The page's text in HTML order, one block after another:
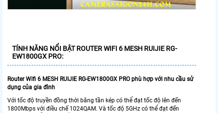
TÍNH NĂNG NỔI BẬT ROUTER WIFI 6 MESH RUIJIE RG-
EW1800GX PRO:
Router Wifi 6 MESH RUIJIE RG-EW1800GX PRO phù hợp với nhu cầu sử
dụng của gia đình
Với tốc độ truyền đồng thời băng tần kép có thể đạt tốc độ lên đến
1800Mbps với điều chế 1024QAM. Và tốc độ 5GHz có thể đạt đến